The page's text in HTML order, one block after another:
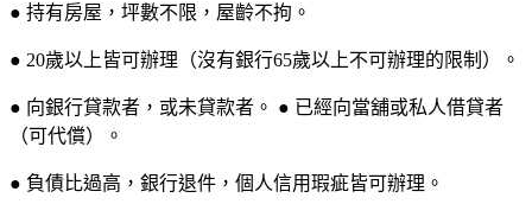
● 持有房屋，坪數不限，屋齡不拘。
● 20歲以上皆可辦理（沒有銀行65歲以上不可辦理的限制）。
● 向銀行貸款者，或未貸款者。 ● 已經向當舖或私人借貸者
（可代償）。
● 負債比過高，銀行退件，個人信用瑕疵皆可辦理。